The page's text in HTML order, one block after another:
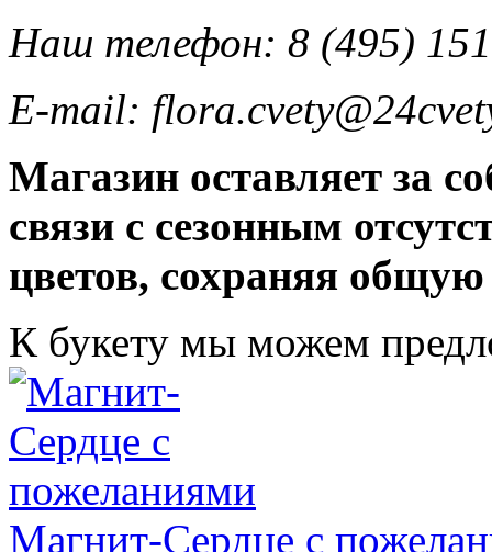
Наш телефон: 8 (495)
E-mail:
Магазин оставляет за
связи с сезонным
цветов, сохраняя
К букету мы можем
Магнит-Сердце с